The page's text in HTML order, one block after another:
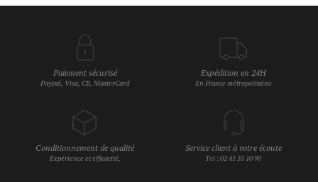
Paiement sécurisé
Paypal, Visa, CB, MasterCard
Expédition en 24H
En France métropolitaine
Conditionnement de qualité
Expérience et efficacité,
Service client à votre écoute
Tel : 02 41 35 10 90